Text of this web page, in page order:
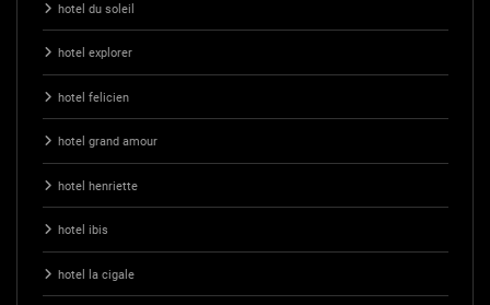
hotel du soleil
hotel explorer
hotel felicien
hotel grand amour
hotel henriette
hotel ibis
hotel la cigale